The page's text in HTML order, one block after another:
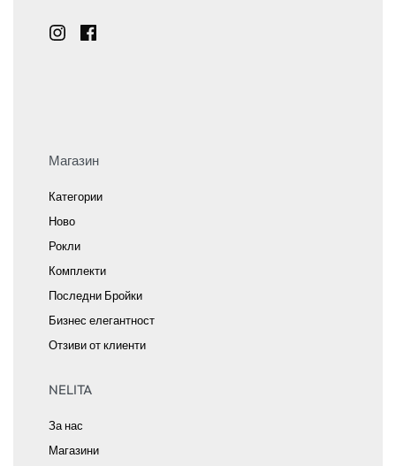
Магазин
Категории
Ново
Рокли
Комплекти
Последни Бройки
Бизнес елегантност
Отзиви от клиенти
NELITA
За нас
Магазини